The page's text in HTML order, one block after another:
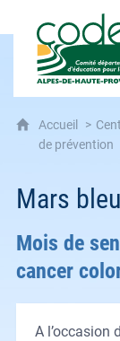
Accueil
de prévention
Mars
Mois de
cancer
A l’occasion